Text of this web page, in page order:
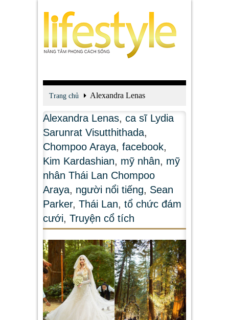
Trang chủ Alexandra Lenas
Alexandra Lenas, ca sĩ Lydia
Sarunrat Visutthithada,
Chompoo Araya, facebook,
Kim Kardashian, mỹ nhân, mỹ
nhân Thái Lan Chompoo
Araya, người nổi tiếng, Sean
Parker, Thái Lan, tổ chức đám
cưới, Truyện cổ tích